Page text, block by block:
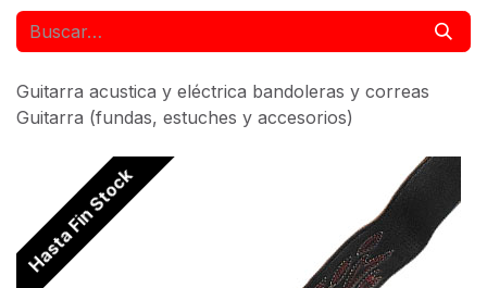
Guitarra acustica y eléctrica bandoleras y correas
Guitarra (fundas, estuches y accesorios)
Hasta Fin Stock